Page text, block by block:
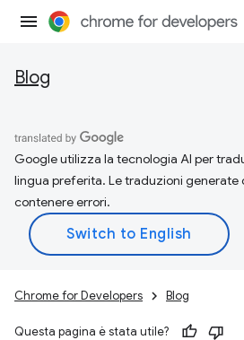
Blog
Google utilizza la tecnologia AI per
lingua preferita. Le traduzioni generate
contenere errori.
Chrome for Developers Blog
Questa pagina è stata utile?